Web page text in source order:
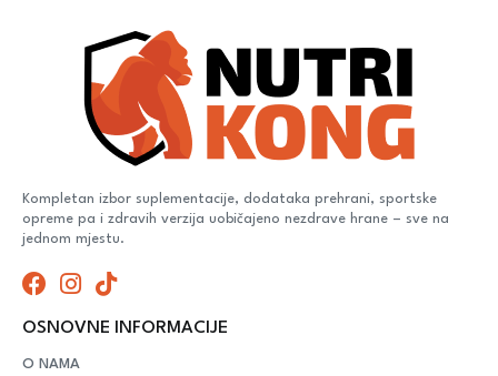
Kompletan izbor suplementacije, dodataka prehrani, sportske
opreme pa i zdravih verzija uobičajeno nezdrave hrane – sve na
jednom mjestu.
OSNOVNE INFORMACIJE
O NAMA